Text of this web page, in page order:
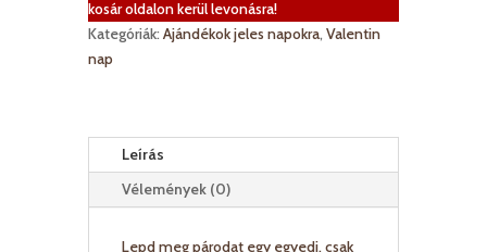
mennyiség
kosár oldalon kerül levonásra!
Kategóriák:Ajándékok jeles napokra,Valentin
nap
Leírás
Vélemények (0)
Lepd meg párodat egy egyedi, csak